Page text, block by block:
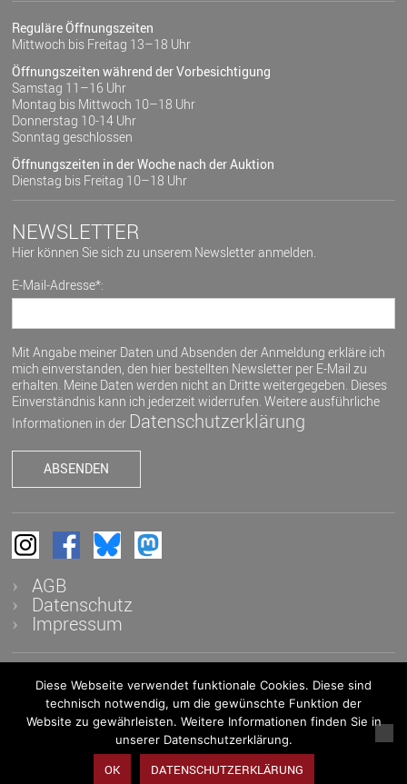
Reguläre Öffnungszeiten
Mittwoch bis Freitag 13–18 Uhr
Öffnungszeiten während der Vorbesichtigung
Samstag 11–16 Uhr
Montag bis Mittwoch 10–18 Uhr
Donnerstag 10-14 Uhr
Sonntag geschlossen
Öffnungszeiten in der Woche nach der Auktion
Dienstag bis Freitag 10–18 Uhr
NEWSLETTER
Hier können Sie sich zu unserem Newsletter anmelden.
E-Mail-Adresse*:
Mit Angabe meiner Daten und Absenden der Anmeldung erkläre ich
mich einverstanden, den hier bestellten Newsletter per E-Mail zu
erhalten. Meine Daten werden nicht an Dritte weitergegeben. Dieses
Einverständnis kann ich jederzeit widerrufen. Weitere ausführliche
Informationen in der Datenschutzerklärung
AGB
Datenschutz
Impressum
© 2026 K&K - Auktionen in Heidelberg OHG - Alle Rechte
vorbehalten
Diese Webseite verwendet funktionale Cookies. Diese sind
technisch notwendig, um die gewünschte Funktion der
Website zu gewährleisten. Weitere Informationen finden Sie in
unserer Datenschutzerklärung.
OK DATENSCHUTZERKLÄRUNG